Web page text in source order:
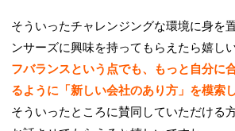
そういったチャレンジングな環境に身を
ンサーズに興味を持ってもらえたら嬉しい
フバランスという点でも、もっと自分に
るように「新しい会社のあり方」を模索
そういったところに賛同していただける